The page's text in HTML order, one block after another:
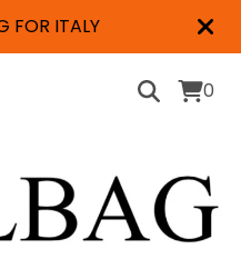
FOR ITALY
0